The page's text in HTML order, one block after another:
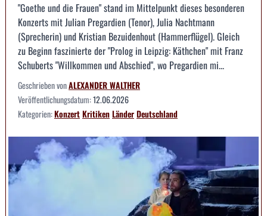
"Goethe und die Frauen" stand im Mittelpunkt dieses besonderen
Konzerts mit Julian Pregardien (Tenor), Julia Nachtmann
(Sprecherin) und Kristian Bezuidenhout (Hammerflügel). Gleich
zu Beginn faszinierte der "Prolog in Leipzig: Käthchen" mit Franz
Schuberts "Willkommen und Abschied", wo Pregardien mi...
Geschrieben vonALEXANDER WALTHER
Veröffentlichungsdatum:12.06.2026
Kategorien:KonzertKritikenLänderDeutschland